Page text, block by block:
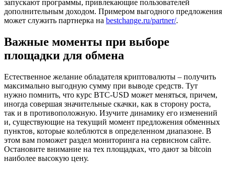
запускают программы, привлекающие пользователей
дополнительным доходом. Примером выгодного предложения
может служить партнерка на bestchange.ru/partner/.
Важные моменты при выборе
площадки для обмена
Естественное желание обладателя криптовалюты – получить
максимально выгодную сумму при выводе средств. Тут
нужно помнить, что курс BTC-USD может меняться, причем,
иногда совершая значительные скачки, как в сторону роста,
так и в противоположную. Изучите динамику его изменений
и, существующие на текущий момент предложения обменных
пунктов, которые колеблются в определенном диапазоне. В
этом вам поможет раздел мониторинга на сервисном сайте.
Остановите внимание на тех площадках, что дают за bitcoin
наиболее высокую цену.